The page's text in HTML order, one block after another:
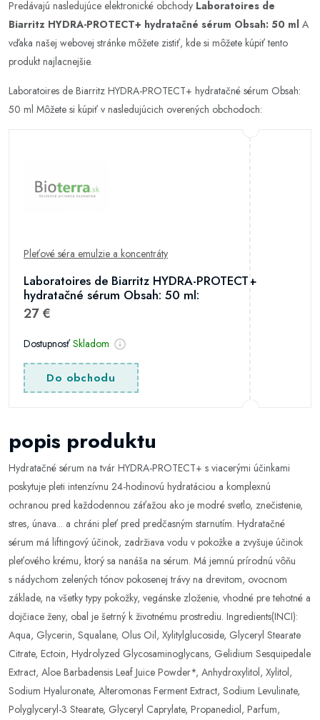
Predávajú nasledujúce elektronické obchody Laboratoires de
Biarritz HYDRA-PROTECT+ hydratačné sérum Obsah: 50 ml A
vďaka našej webovej stránke môžete zistiť, kde si môžete kúpiť tento
produkt najlacnejšie.
Laboratoires de Biarritz HYDRA-PROTECT+ hydratačné sérum Obsah:
50 ml Môžete si kúpiť v nasledujúcich overených obchodoch:
Pleťové séra emulzie a koncentráty
Laboratoires de Biarritz HYDRA-PROTECT+
hydratačné sérum Obsah: 50 ml:
27 €
Dostupnosť Skladom
Do obchodu
popis produktu
Hydratačné sérum na tvár HYDRA-PROTECT+ s viacerými účinkami
poskytuje pleti intenzívnu 24-hodinovú hydratáciou a komplexnú
ochranou pred každodennou záťažou ako je modré svetlo, znečistenie,
stres, únava... a chráni pleť pred predčasným starnutím. Hydratačné
sérum má liftingový účinok, zadržiava vodu v pokožke a zvyšuje účinok
pleťového krému, ktorý sa nanáša na sérum. Má jemnú prírodnú vôňu
s nádychom zelených tónov pokosenej trávy na drevitom, ovocnom
základe, na všetky typy pokožky, vegánske zloženie, vhodné pre tehotné a
dojčiace ženy, obal je šetrný k životnému prostrediu. Ingredients(INCI):
Aqua, Glycerin, Squalane, Olus Oil, Xylitylglucoside, Glyceryl Stearate
Citrate, Ectoin, Hydrolyzed Glycosaminoglycans, Gelidium Sesquipedale
Extract, Aloe Barbadensis Leaf Juice Powder*, Anhydroxylitol, Xylitol,
Sodium Hyaluronate, Alteromonas Ferment Extract, Sodium Levulinate,
Polyglyceryl-3 Stearate, Glyceryl Caprylate, Propanediol, Parfum,